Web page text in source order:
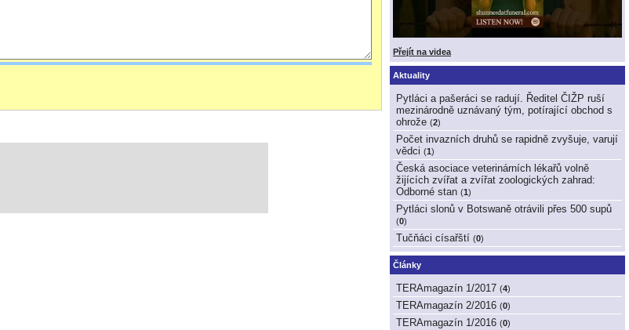
Přejít na videa
Aktuality
Pytláci a pašeráci se radují. Ředitel ČIŽP ruší
mezinárodně uznávaný tým, potírající obchod s
ohrože (2)
Počet invazních druhů se rapidně zvyšuje, varují
vědci (1)
Česká asociace veterinárních lékařů volně
žijících zvířat a zvířat zoologických zahrad:
Odborné stan (1)
Pytláci slonů v Botswaně otrávili přes 500 supů
(0)
Tučňáci císařští (0)
Články
TERAmagazín 1/2017 (4)
TERAmagazín 2/2016 (0)
TERAmagazín 1/2016 (0)